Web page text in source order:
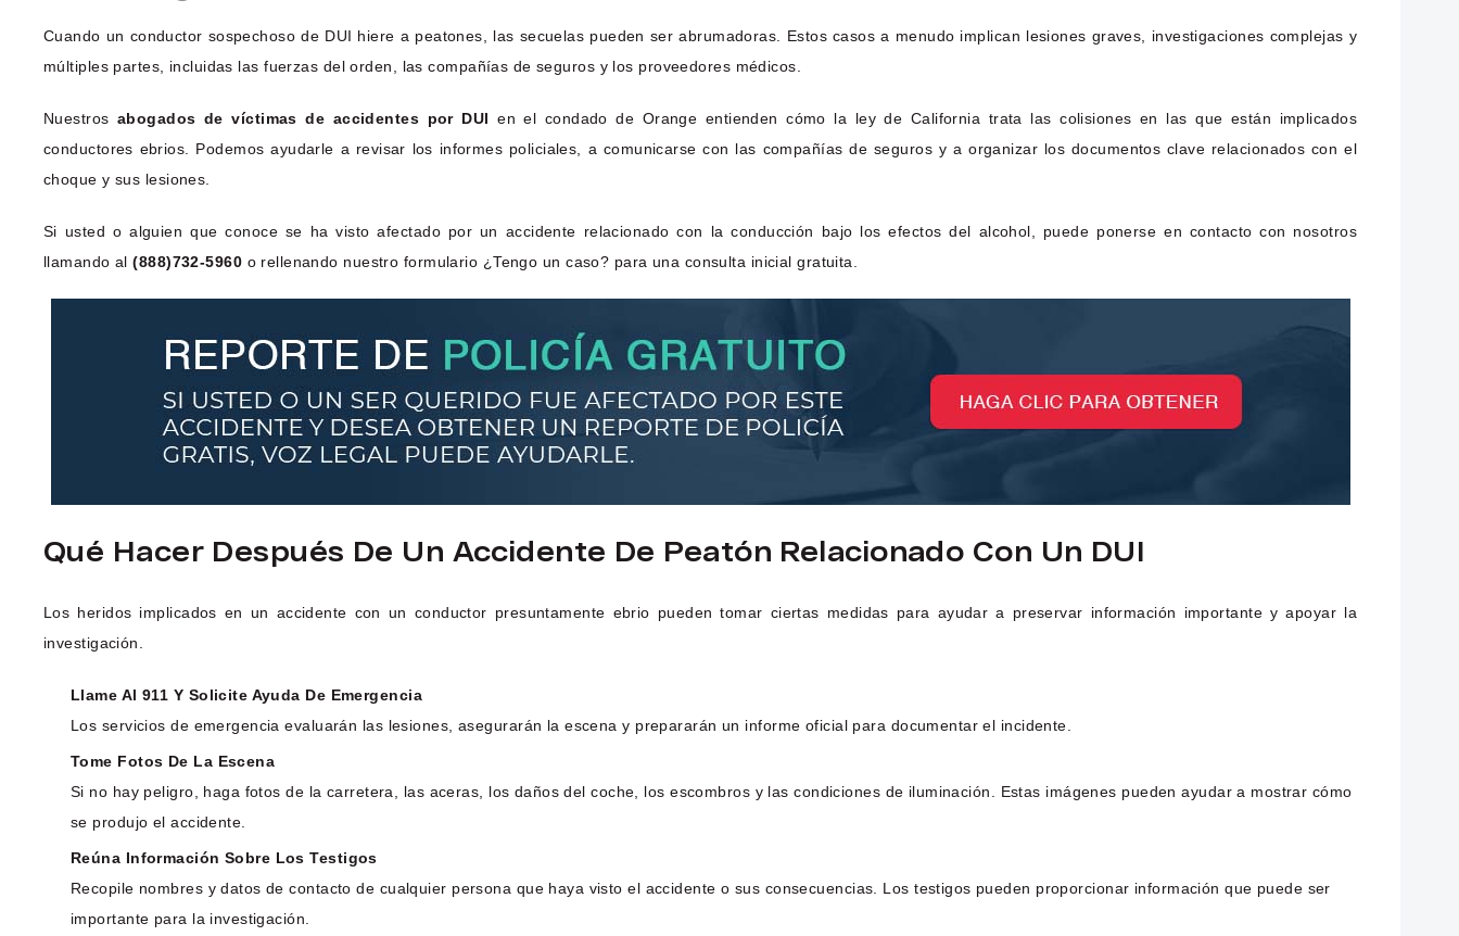
Cuando un conductor sospechoso de DUI hiere a peatones, las secuelas pueden ser abrumadoras. Estos casos a menudo implican lesiones graves, investigaciones complejas y
múltiples partes, incluidas las fuerzas del orden, las compañías de seguros y los proveedores médicos.
Nuestros abogados de víctimas de accidentes por DUI en el condado de Orange entienden cómo la ley de California trata las colisiones en las que están implicados
conductores ebrios. Podemos ayudarle a revisar los informes policiales, a comunicarse con las compañías de seguros y a organizar los documentos clave relacionados con el
choque y sus lesiones.
Si usted o alguien que conoce se ha visto afectado por un accidente relacionado con la conducción bajo los efectos del alcohol, puede ponerse en contacto con nosotros
llamando al(888)732-5960 o rellenando nuestro formulario ¿Tengo un caso? para una consulta inicial gratuita.
Qué Hacer Después De Un Accidente De Peatón Relacionado Con Un DUI
Los heridos implicados en un accidente con un conductor presuntamente ebrio pueden tomar ciertas medidas para ayudar a preservar información importante y apoyar la
investigación.
Llame Al 911 Y Solicite Ayuda De Emergencia
Los servicios de emergencia evaluarán las lesiones, asegurarán la escena y prepararán un informe oficial para documentar el incidente.
Tome Fotos De La Escena
Si no hay peligro, haga fotos de la carretera, las aceras, los daños del coche, los escombros y las condiciones de iluminación. Estas imágenes pueden ayudar a mostrar cómo
se produjo el accidente.
Reúna Información Sobre Los Testigos
Recopile nombres y datos de contacto de cualquier persona que haya visto el accidente o sus consecuencias. Los testigos pueden proporcionar información que puede ser
importante para la investigación.